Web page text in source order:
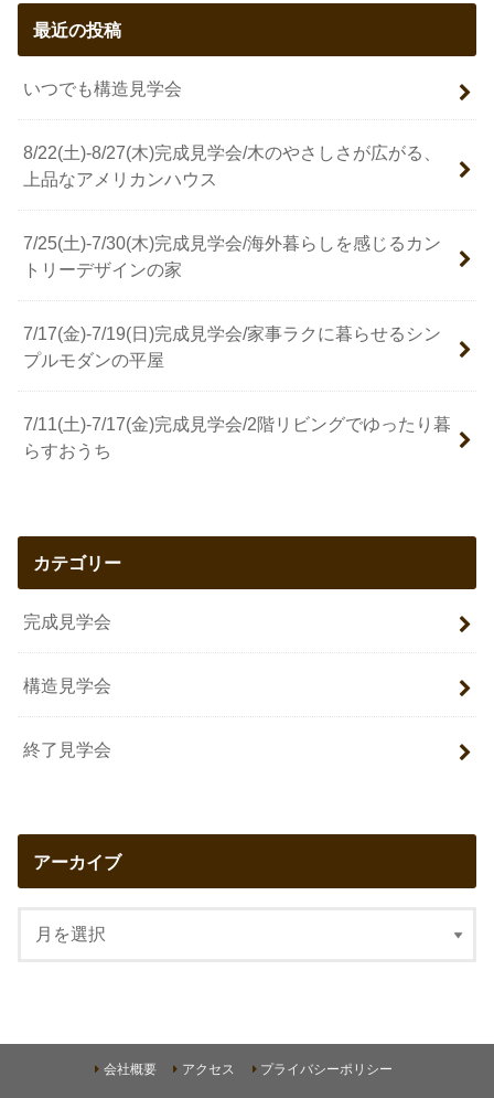
最近の投稿
いつでも構造見学会
8/22(土)-8/27(木)完成見学会/木のやさしさが広がる、
上品なアメリカンハウス
7/25(土)-7/30(木)完成見学会/海外暮らしを感じるカン
トリーデザインの家
7/17(金)-7/19(日)完成見学会/家事ラクに暮らせるシン
プルモダンの平屋
7/11(土)-7/17(金)完成見学会/2階リビングでゆったり暮
らすおうち
カテゴリー
完成見学会
構造見学会
終了見学会
アーカイブ
会社概要 アクセス プライバシーポリシー